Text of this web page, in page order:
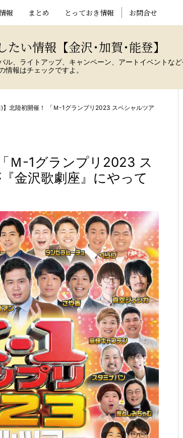
報 まとめ とっておき情報 お問合せ
い情報【金沢･加賀･能登】
、ライトアップ、キャンペーン、アートイベントな
報はチェックですよ。
)】北陸初開催！ 「Ｍ-1グランプリ2023 スペシャルツア
Ｍ-1グランプリ2023 ス
金沢歌劇座』にやって